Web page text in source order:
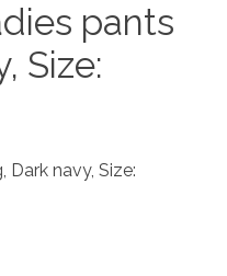
pants
Size:
Dark navy, Size: